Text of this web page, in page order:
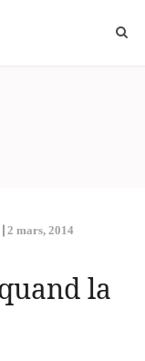
2 mars, 2014
la